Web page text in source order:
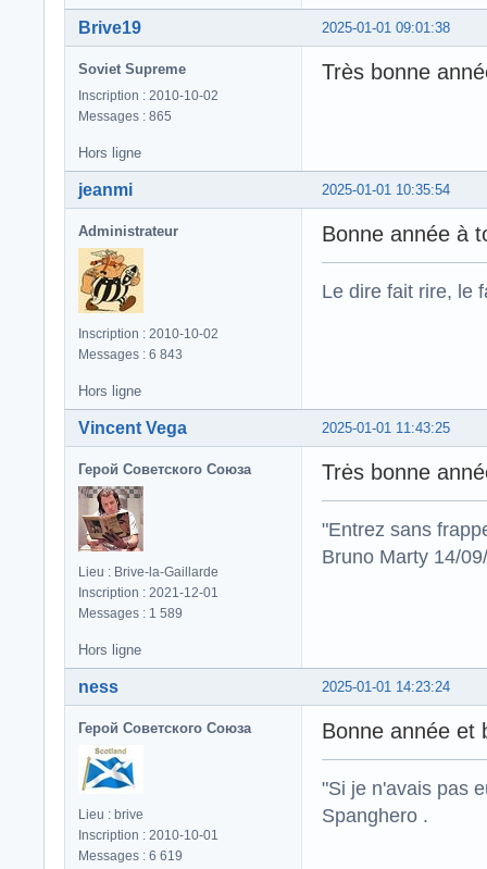
2025-01-01 09:01:38
Brive19
Soviet Supreme
Inscription : 2010-10-02
Messages : 865
Très bonne
Hors ligne
2025-01-01 10:35:54
jeanmi
Administrateur
Inscription : 2010-10-02
Messages : 6 843
Bonne année à
Le dire fait rire, le
Hors ligne
2025-01-01 11:43:25
Vincent Vega
Герой Советского Союза
Lieu : Brive-la-Gaillarde
Inscription : 2021-12-01
Messages : 1 589
Trės bonne
"Entrez sans
Bruno Marty 14/
Hors ligne
2025-01-01 14:23:24
ness
Герой Советского Союза
Lieu : brive
Inscription : 2010-10-01
Messages : 6 619
Bonne année et
"Si je n'avais pas
Spanghero .